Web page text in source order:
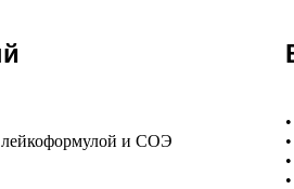
и СОЭ